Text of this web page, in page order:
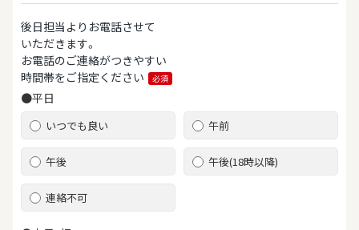
後日担当よりお電話させて
いただきます。
お電話のご連絡がつきやすい
時間帯をご指定ください
必須
●平日
いつでも良い 午前
午後 午後(18時以降)
連絡不可